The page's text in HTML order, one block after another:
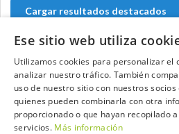
Cargar resultados destacados
Contacta con el
Opina
Ese sitio web utiliza
Utilizamos cookies para personalizar el
analizar nuestro tráfico. También
uso de nuestro sitio con nuestros
quienes pueden combinarla con otra
proporcionado o que hayan recopilado
servicios. Más información